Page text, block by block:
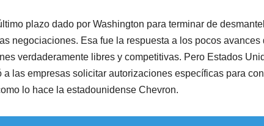
plazo dado por Washington para terminar de
negociaciones. Esa fue la respuesta a los pocos
verdaderamente libres y competitivas. Pero Estados
a las empresas solicitar autorizaciones específicas para
lo hace la estadounidense Chevron.